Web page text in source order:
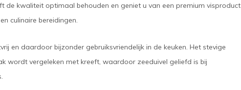
de kwaliteit optimaal behouden en geniet u van een premium visproduct
culinaire bereidingen.
en daardoor bijzonder gebruiksvriendelijk in de keuken. Het stevige
wordt vergeleken met kreeft, waardoor zeeduivel geliefd is bij